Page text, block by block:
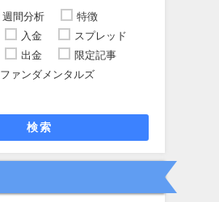
週間分析
特徴
入金
スプレッド
出金
限定記事
ファンダメンタルズ
検索